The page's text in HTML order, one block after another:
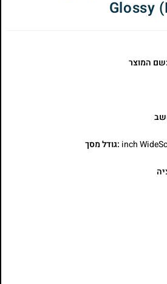
Glossy
:שם המוצר
:גודל מסך